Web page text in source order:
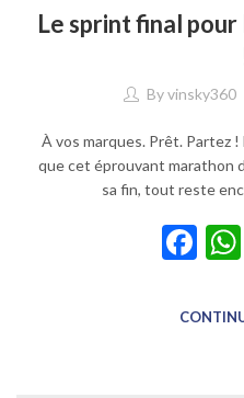
Le sprint final
Byvinsky360
À vos marques. Prêt. Partez
que cet éprouvant marathon
sa fin, tout reste